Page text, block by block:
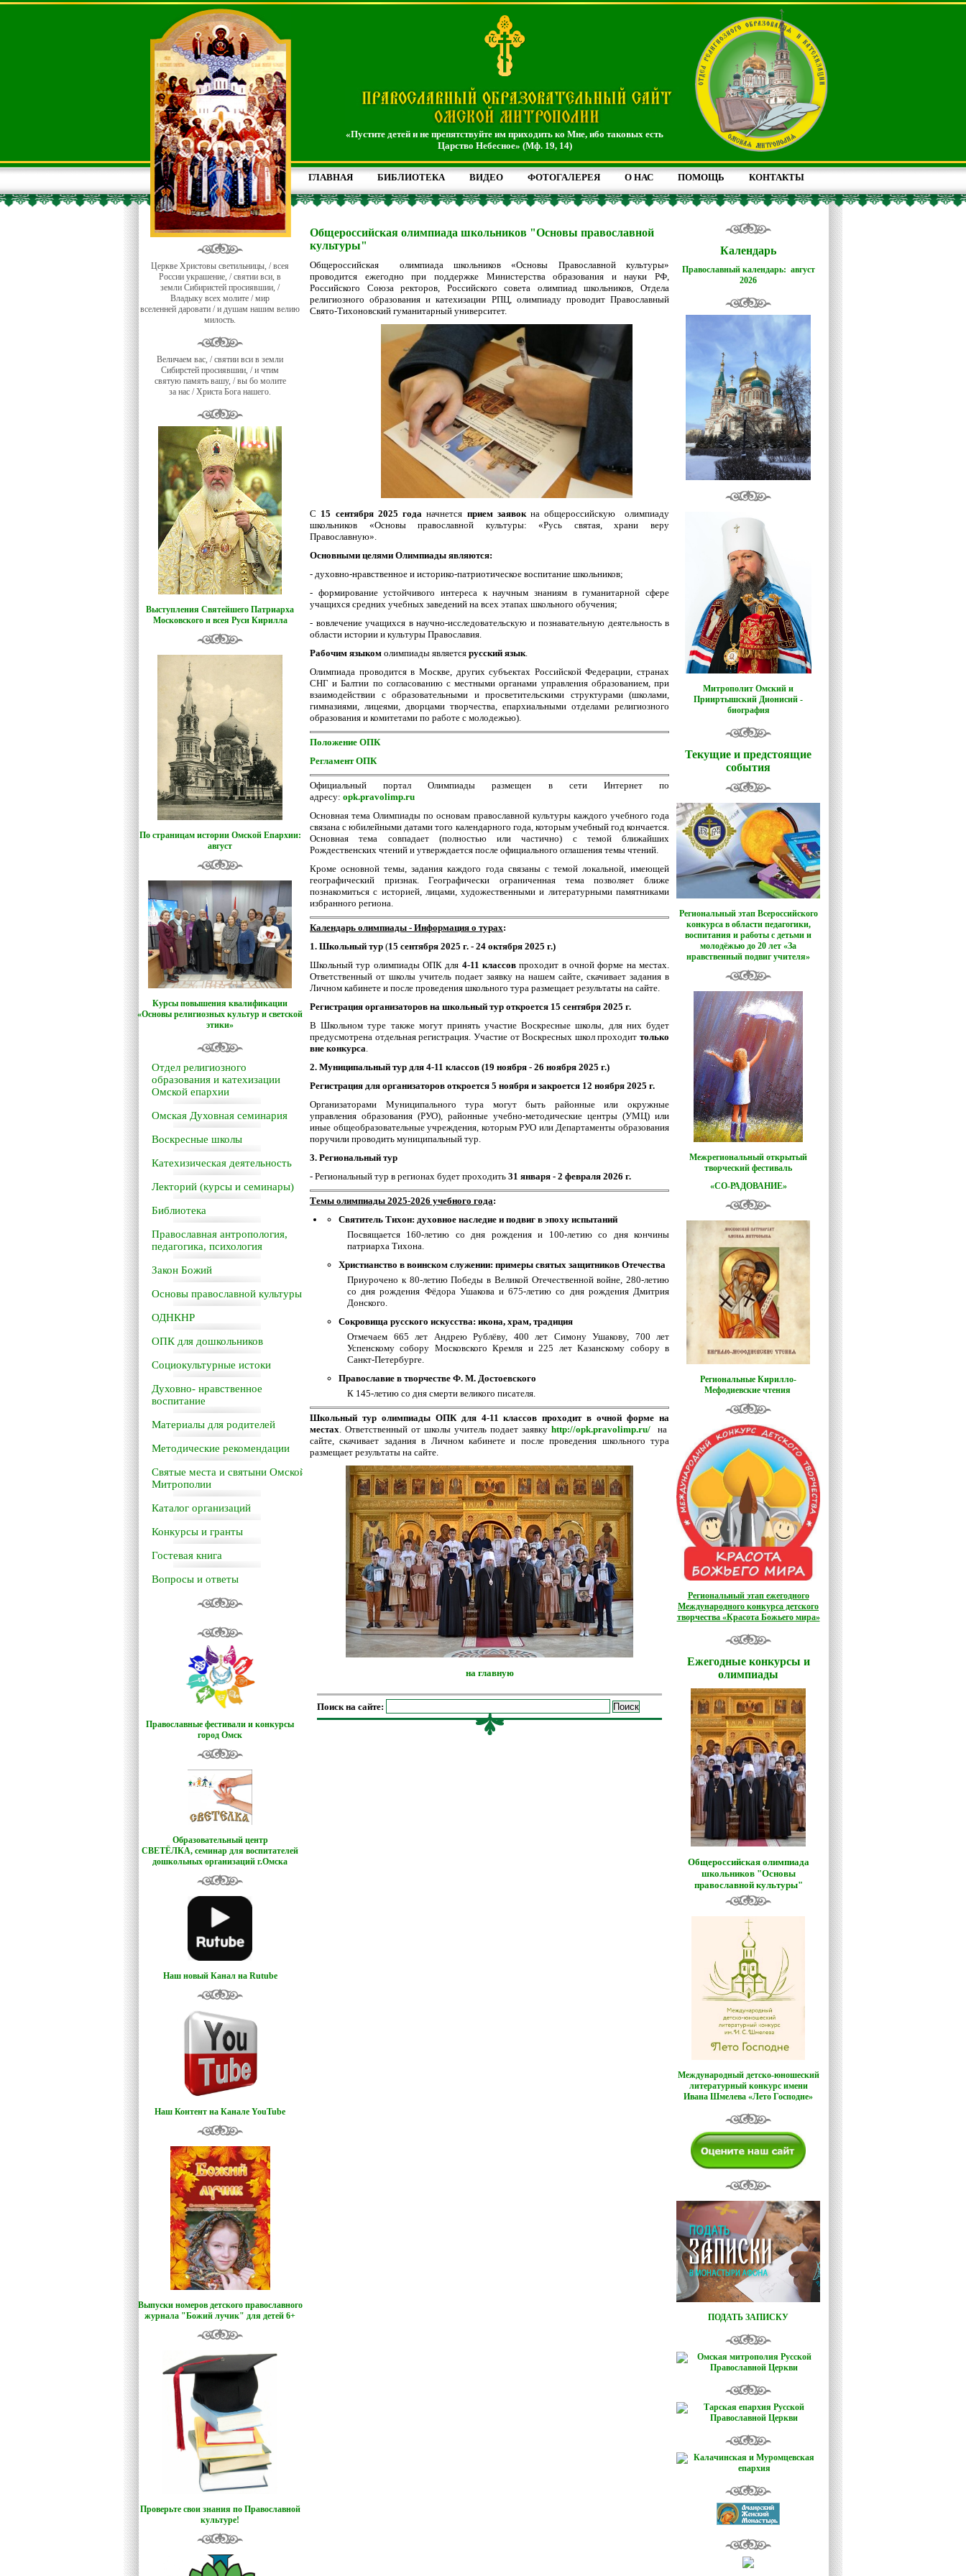
«Пустите детей и не препятствуйте им приходить ко Мне, ибо таковых есть
Царство Небесное» (Мф. 19, 14)
ГЛАВНАЯ БИБЛИОТЕКА ВИДЕО ФОТОГАЛЕРЕЯ О НАС ПОМОЩЬ КОНТАКТЫ
Церкве Христовы светильницы, / всея
России украшение, / святии вси, в
земли Сибиристей просиявшии, /
Владыку всех молите / мир
вселенней даровати / и душам нашим велию
милость.
Величаем вас, / святии вси в земли
Сибирстей просиявшии, / и чтим
святую память вашу, / вы бо молите
за нас / Христа Бога нашего.
Выступления Святейшего Патриарха
Московского и всея Руси Кирилла
По страницам истории Омской Епархии:
август
Курсы повышения квалификации
«Основы религиозных культур и светской
этики»
Отдел религиозного
образования и катехизации
Омской епархии
Омская Духовная семинария
Воскресные школы
Катехизическая деятельность
Лекторий (курсы и семинары)
Библиотека
Православная антропология,
педагогика, психология
Закон Божий
Основы православной культуры
ОДНКНР
ОПК для дошкольников
Социокультурные истоки
Духовно- нравственное
воспитание
Материалы для родителей
Методические рекомендации
Святые места и святыни Омской
Митрополии
Каталог организаций
Конкурсы и гранты
Гостевая книга
Вопросы и ответы
Православные фестивали и конкурсы
город Омск
Образовательный центр
СВЕТЁЛКА, семинар для воспитателей
дошкольных организаций г.Омска
Наш новый Канал на Rutube
Наш Контент на Канале YouTube
Выпуски номеров детского православного
журнала "Божий лучик" для детей 6+
Проверьте свои знания по Православной
культуре!
Общероссийская олимпиада школьников "Основы православной
культуры"
Общероссийская олимпиада школьников «Основы Православной культуры»
проводится ежегодно при поддержке Министерства образования и науки РФ,
Российского Союза ректоров, Российского совета олимпиад школьников, Отдела
религиозного образования и катехизации РПЦ, олимпиаду проводит Православный
Свято-Тихоновский гуманитарный университет.
С 15 сентября 2025 года начнется прием заявокна общероссийскую олимпиаду
школьников «Основы православной культуры: «Русь святая, храни веру
Православную».
Основными целями Олимпиады являются:
- духовно-нравственное и историко-патриотическое воспитание школьников;
- формирование устойчивого интереса к научным знаниям в гуманитарной сфере
учащихся средних учебных заведений на всех этапах школьного обучения;
- вовлечение учащихся в научно-исследовательскую и познавательную деятельность в
области истории и культуры Православия.
Рабочим языком олимпиады является русский язык.
Олимпиада проводится в Москве, других субъектах Российской Федерации, странах
СНГ и Балтии по согласованию с местными органами управления образованием, при
взаимодействии с образовательными и просветительскими структурами (школами,
гимназиями, лицеями, дворцами творчества, епархиальными отделами религиозного
образования и комитетами по работе с молодежью).
Положение ОПК
Регламент ОПК
Официальный портал Олимпиады размещен в сети Интернет по
адресу: opk.pravolimp.ru
Основная тема Олимпиады по основам православной культуры каждого учебного года
связана с юбилейными датами того календарного года, которым учебный год кончается.
Основная тема совпадает (полностью или частично) с темой ближайших
Рождественских чтений и утверждается после официального оглашения темы чтений.
Кроме основной темы, задания каждого года связаны с темой локальной, имеющей
географический признак. Географически ограниченная тема позволяет ближе
познакомиться с историей, лицами, художественными и литературными памятниками
избранного региона.
Календарь олимпиады - Информация о турах:
1. Школьный тур (15 сентября 2025 г. - 24 октября 2025 г.)
Школьный тур олимпиады ОПК для 4-11 классов проходит в очной форме на местах.
Ответственный от школы учитель подает заявку на нашем сайте, скачивает задания в
Личном кабинете и после проведения школьного тура размещает результаты на сайте.
Регистрация организаторов на школьный тур откроется 15 сентября 2025 г.
В Школьном туре также могут принять участие Воскресные школы, для них будет
предусмотрена отдельная регистрация. Участие от Воскресных школ проходит только
вне конкурса.
2. Муниципальный тур для 4-11 классов (19 ноября - 26 ноября 2025 г.)
Регистрация для организаторов откроется 5 ноября и закроется 12 ноября 2025 г.
Организаторами Муниципального тура могут быть районные или окружные
управления образования (РУО), районные учебно-методические центры (УМЦ) или
иные общеобразовательные учреждения, которым РУО или Департаменты образования
поручили проводить муниципальный тур.
3. Региональный тур
- Региональный тур в регионах будет проходить 31 января - 2 февраля 2026 г.
Темы олимпиады 2025-2026 учебного года:
Святитель Тихон: духовное наследие и подвиг в эпоху испытаний
Посвящается 160-летию со дня рождения и 100-летию со дня кончины
патриарха Тихона.
Христианство в воинском служении: примеры святых защитников Отечества
Приурочено к 80-летию Победы в Великой Отечественной войне, 280-летию
со дня рождения Фёдора Ушакова и 675-летию со дня рождения Дмитрия
Донского.
Сокровища русского искусства: икона, храм, традиция
Отмечаем 665 лет Андрею Рублёву, 400 лет Симону Ушакову, 700 лет
Успенскому собору Московского Кремля и 225 лет Казанскому собору в
Санкт-Петербурге.
Православие в творчестве Ф. М. Достоевского
К 145-летию со дня смерти великого писателя.
Школьный тур олимпиады ОПК для 4-11 классов проходит в очной форме на
местах. Ответственный от школы учитель подает заявку http://opk.pravolimp.ru/ на
сайте, скачивает задания в Личном кабинете и после проведения школьного тура
размещает результаты на сайте.
на главную
Поиск на сайте:
Календарь
Православный календарь: август
2026
Митрополит Омский и
Прииртышский Дионисий -
биография
Текущие и предстоящие
события
Региональный этап Всероссийского
конкурса в области педагогики,
воспитания и работы с детьми и
молодёжью до 20 лет «За
нравственный подвиг учителя»
Межрегиональный открытый
творческий фестиваль
«СО-РАДОВАНИЕ»
Региональные Кирилло-
Мефодиевские чтения
Региональный этап ежегодного
Международного конкурса детского
творчества «Красота Божьего мира»
Ежегодные конкурсы и
олимпиады
Общероссийская олимпиада
школьников "Основы
православной культуры"
Международный детско-юношеский
литературный конкурс имени
Ивана Шмелева «Лето Господне»
ПОДАТЬ ЗАПИСКУ